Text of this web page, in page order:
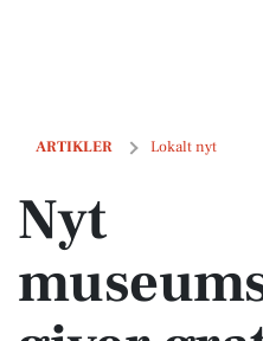
ARTIKLER Lokalt nyt
Nyt museumslandskab giver
Nyt